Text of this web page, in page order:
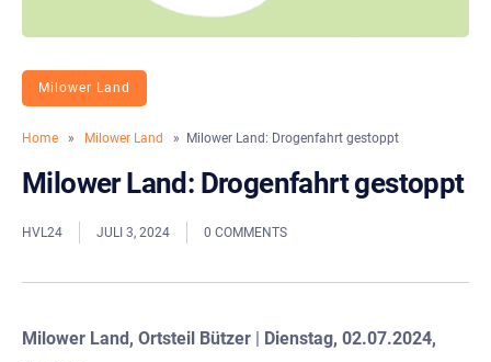
Milower Land
Home » Milower Land » Milower Land: Drogenfahrt gestoppt
Milower Land: Drogenfahrt gestoppt
HVL24 JULI 3, 2024 0 COMMENTS
Milower Land, Ortsteil Bützer | Dienstag, 02.07.2024,